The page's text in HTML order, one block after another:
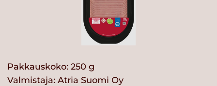
Pakkauskoko: 250 g
Valmistaja: Atria Suomi Oy